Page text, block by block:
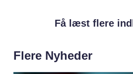
Få læst flere
Flere Nyheder